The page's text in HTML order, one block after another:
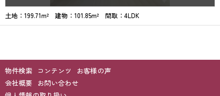
土地：199.71m² 建物：101.85m² 間取：4LDK
物件検索 コンテンツ
お客様の声
会社概要
お問い合わせ